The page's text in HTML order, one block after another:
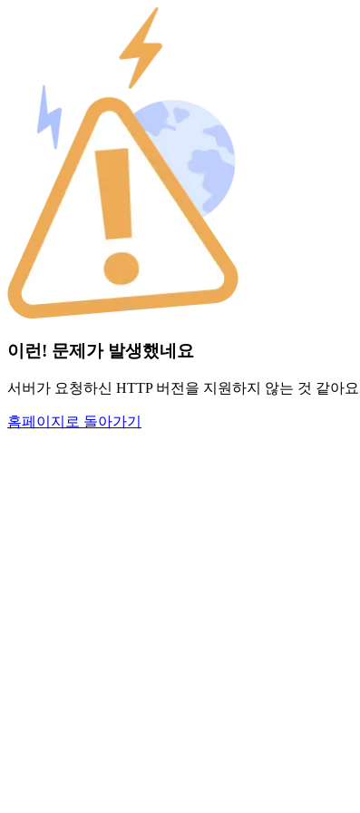
이런! 문제가 발생했네요
서버가 요청하신 HTTP 버전을 지원하지 않는 것 같아
홈페이지로 돌아가기